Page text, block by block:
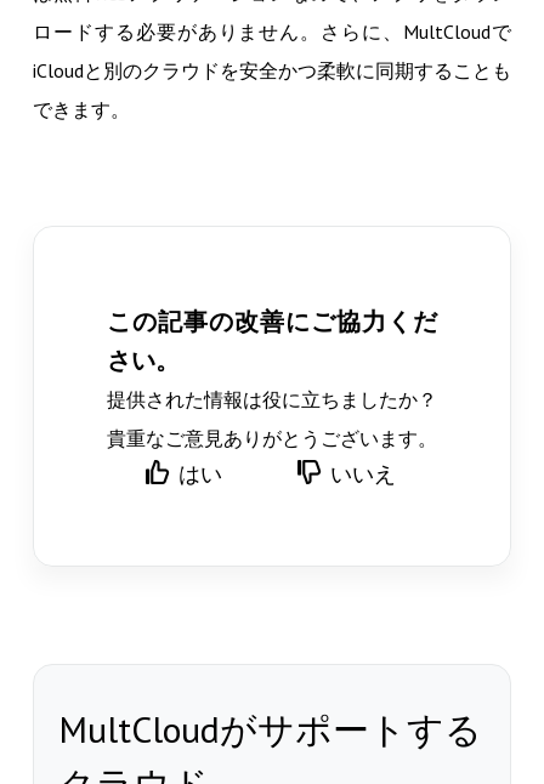
ロードする必要がありません。さらに、MultCloudで
iCloudと別のクラウドを安全かつ柔軟に同期することも
できます。
この記事の改善にご協力くだ
さい。
提供された情報は役に立ちましたか？
貴重なご意見ありがとうございます。
はい いいえ
MultCloudがサポートする